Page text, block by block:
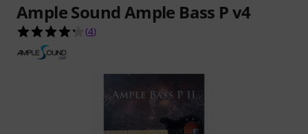
Ample Sound Ample Bass P v4
4.3 su 5 stelle su 4 valutazioni dei clienti
(4)